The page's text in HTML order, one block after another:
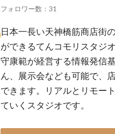
フォロワー数：31
日本一長い天神橋筋商店街
ができるてんコモリスタジ
守康範が経営する情報発信
ん、展示会なども可能で、
できます。リアルとリモー
ていくスタジオです。